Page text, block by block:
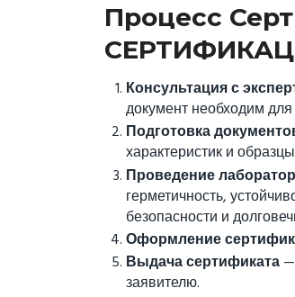
Процесс
Консультация с
документ необходим
Подготовка
характеристик и
Проведение
герметичность,
безопасности и
Оформление
Выдача сертификата—
заявителю.